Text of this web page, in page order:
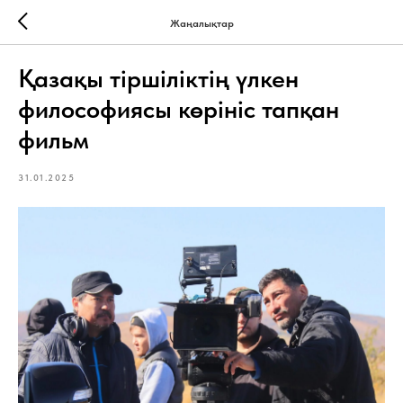
Жаңалықтар
Қазақы тіршіліктің үлкен
философиясы көрініс тапқан
фильм
31.01.2025